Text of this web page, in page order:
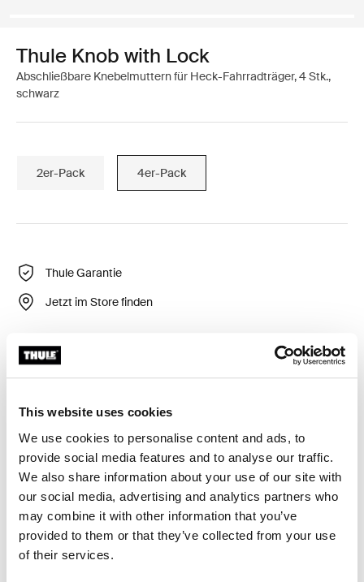
This website uses cookies
We use cookies to personalise content and ads, to
provide social media features and to analyse our traffic.
We also share information about your use of our site with
our social media, advertising and analytics partners who
may combine it with other information that you’ve
provided to them or that they’ve collected from your use
of their services.
Thule Knob with Lock
Abschließbare Knebelmuttern für Heck-Fahrradträger, 4 Stk.,
schwarz
2er-Pack 4er-Pack
Thule Garantie
Jetzt im Store finden
Ein Zubehör für Heck-Fahrradträger mit Fahrradhaltern,
Alle Eigenschaften
Toggle techspec
Technische Daten